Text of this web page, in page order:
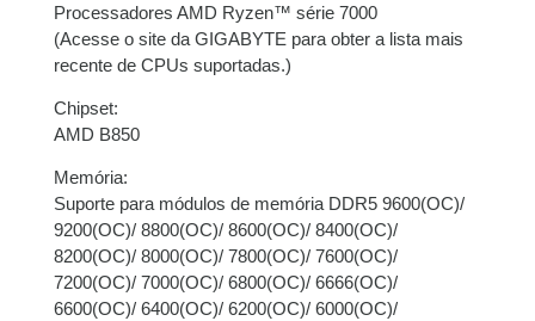
R$223,67com
juros
R$ 1.565,69
8x de
176,72 com
juros
R$ 1.590,48
10x deR$159,78com
juros
R$1.597,80
Processadores AMD Ryzen™ série 7000
(Acesse o site da GIGABYTE para obter a lista mais
recente de CPUs suportadas.)
Chipset:
AMD B850
Memória:
Suporte para módulos de memória DDR5 9600(OC)/
9200(OC)/ 8800(OC)/ 8600(OC)/ 8400(OC)/
8200(OC)/ 8000(OC)/ 7800(OC)/ 7600(OC)/
7200(OC)/ 7000(OC)/ 6800(OC)/ 6666(OC)/
6600(OC)/ 6400(OC)/ 6200(OC)/ 6000(OC)/